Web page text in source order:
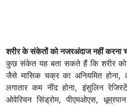
शरीर के संकेतों को नजरअंदाज नहीं करना
कुछ संकेत यह बता सकते हैं कि शरीर को
जैसे मासिक चक्र का अनियमित
लगातार कम नींद होना, इंसुलिन
ओवेरियन सिंड्रोम, पीएमओएस,